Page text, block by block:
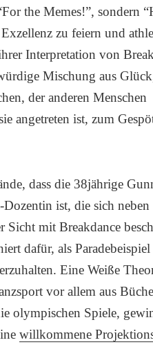
the Memes!”, sondern
zu feiern und
Interpretation von
Mischung aus
der anderen Menschen
angetreten ist, zum
dass die 38jährige
ist, die sich neben
Sicht mit Breakdance
dafür, als
Eine Weiße
vor allem aus
olympischen Spiele,
willkommene